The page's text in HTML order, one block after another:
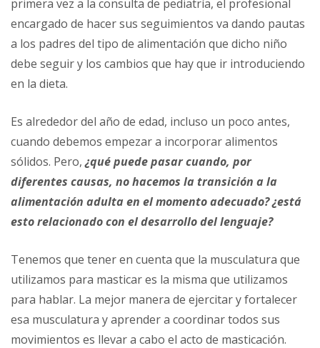
primera vez a la consulta de pediatría, el profesional
encargado de hacer sus seguimientos va dando pautas
a los padres del tipo de alimentación que dicho niño
debe seguir y los cambios que hay que ir introduciendo
en la dieta.
Es alrededor del año de edad, incluso un poco antes,
cuando debemos empezar a incorporar alimentos
sólidos. Pero,¿qué puede pasar cuando, por
diferentes causas, no hacemos la transición a la
alimentación adulta en el momento adecuado? ¿está
esto relacionado con el desarrollo del lenguaje?
Tenemos que tener en cuenta que la musculatura que
utilizamos para masticar es la misma que utilizamos
para hablar. La mejor manera de ejercitar y fortalecer
esa musculatura y aprender a coordinar todos sus
movimientos es llevar a cabo el acto de masticación.